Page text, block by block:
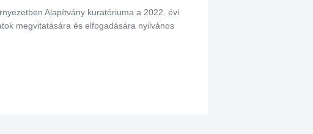
Alapítvány kuratóriuma a 2022. évi
megvitatására és elfogadására nyilvános